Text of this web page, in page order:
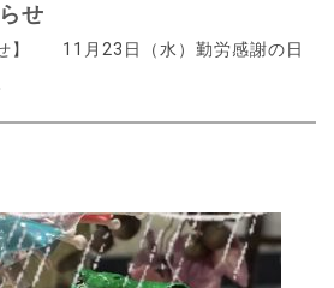
せ
せ】 11月23日（水）勤労感謝の日